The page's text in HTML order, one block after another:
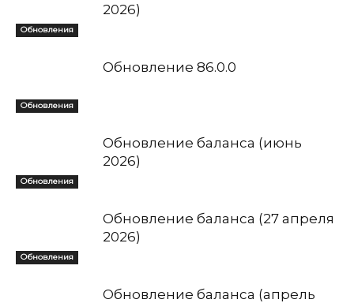
Обновления
2026)
Обновления
Обновление 86.0.0
Обновления
Обновление баланса (июнь
2026)
Обновления
Обновление баланса (27 апреля
2026)
Обновление баланса (апрель